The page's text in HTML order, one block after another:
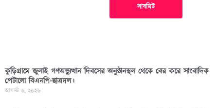
সাবমিট
কুড়িগ্রামে জুলাই গণঅভ্যুত্থান দিবসের অনুষ্ঠানস্থল থেকে বের করে সাংবাদিক
পেটালো বিএনপি-ছাত্রদল।
আগস্ট ৬, ২০২৬